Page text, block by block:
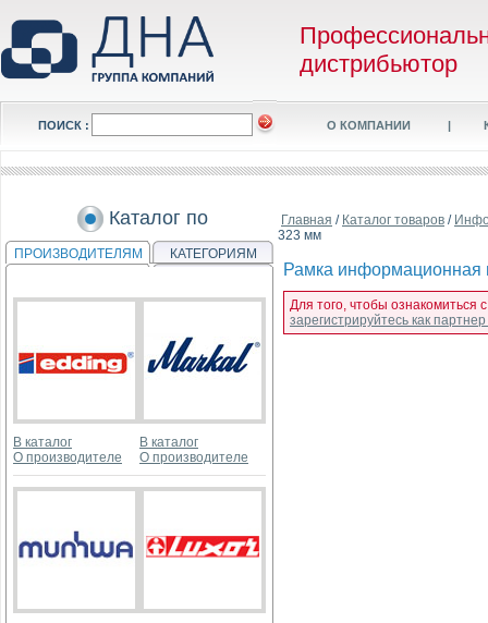
дистрибьютор
ПОИСК : О КОМПАНИИ |
Каталог по
ПРОИЗВОДИТЕЛЯМ КАТЕГОРИЯМ
В каталог
О производителе
В каталог
О производителе
Главная / Каталог товаров /
323 мм
Рамка информационная
Для того, чтобы
зарегистрируйтесь как